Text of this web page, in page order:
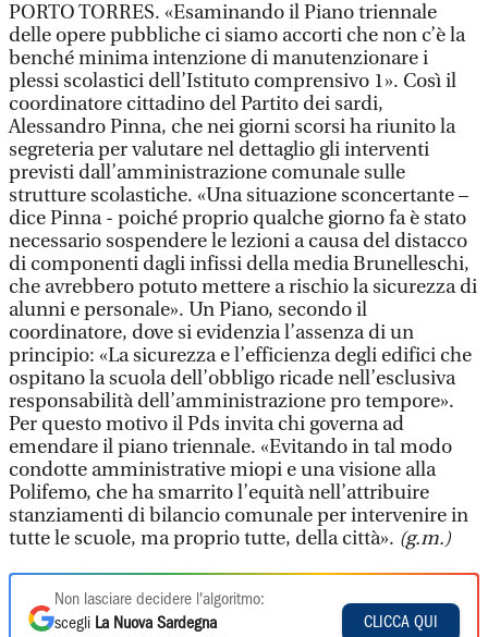
PORTO TORRES. «Esaminando il Piano triennale
delle opere pubbliche ci siamo accorti che non c’è la
benché minima intenzione di manutenzionare i
plessi scolastici dell’Istituto comprensivo 1». Così il
coordinatore cittadino del Partito dei sardi,
Alessandro Pinna, che nei giorni scorsi ha riunito la
segreteria per valutare nel dettaglio gli interventi
previsti dall’amministrazione comunale sulle
strutture scolastiche. «Una situazione sconcertante –
dice Pinna - poiché proprio qualche giorno fa è stato
necessario sospendere le lezioni a causa del distacco
di componenti dagli infissi della media Brunelleschi,
che avrebbero potuto mettere a rischio la sicurezza di
alunni e personale». Un Piano, secondo il
coordinatore, dove si evidenzia l’assenza di un
principio: «La sicurezza e l’efficienza degli edifici che
ospitano la scuola dell’obbligo ricade nell’esclusiva
responsabilità dell’amministrazione pro tempore».
Per questo motivo il Pds invita chi governa ad
emendare il piano triennale. «Evitando in tal modo
condotte amministrative miopi e una visione alla
Polifemo, che ha smarrito l’equità nell’attribuire
stanziamenti di bilancio comunale per intervenire in
tutte le scuole, ma proprio tutte, della città». (g.m.)
Non lasciare decidere l'algoritmo:
scegli La Nuova Sardegna
CLICCA QUI